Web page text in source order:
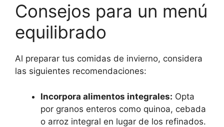
Consejos para un menú
equilibrado
Al preparar tus comidas de invierno, considera
las siguientes recomendaciones:
Incorpora alimentos integrales: Opta
por granos enteros como quinoa, cebada
o arroz integral en lugar de los refinados.